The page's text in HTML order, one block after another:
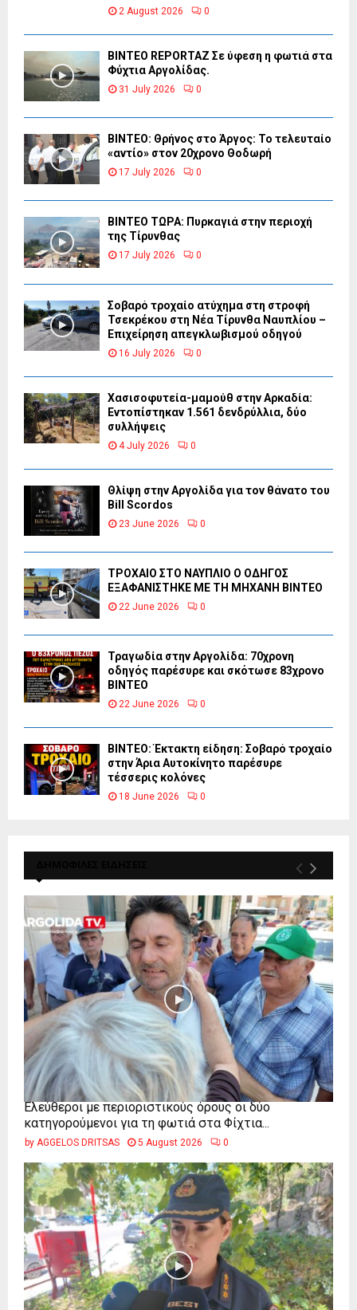
2 August 2026 0
BINTEO REPORTAZ Σε ύφεση η φωτιά στα
Φύχτια Αργολίδας.
31 July 2026 0
ΒΙΝΤΕΟ: Θρήνος στο Άργος: Το τελευταίο
«αντίο» στον 20χρονο Θοδωρή
17 July 2026 0
ΒΙΝΤΕΟ ΤΩΡΑ: Πυρκαγιά στην περιοχή
της Τίρυνθας
17 July 2026 0
Σοβαρό τροχαίο ατύχημα στη στροφή
Τσεκρέκου στη Νέα Τίρυνθα Ναυπλίου –
Επιχείρηση απεγκλωβισμού οδηγού
16 July 2026 0
Χασισοφυτεία-μαμούθ στην Αρκαδία:
Εντοπίστηκαν 1.561 δενδρύλλια, δύο
συλλήψεις
4 July 2026 0
Θλίψη στην Αργολίδα για τον θάνατο του
Bill Scordos
23 June 2026 0
ΤΡΟΧΑΙΟ ΣΤΟ ΝΑΥΠΛΙΟ Ο ΟΔΗΓΟΣ
ΕΞΑΦΑΝΙΣΤΗΚΕ ΜΕ ΤΗ ΜΗΧΑΝΗ ΒΙΝΤΕΟ
22 June 2026 0
Τραγωδία στην Αργολίδα: 70χρονη
οδηγός παρέσυρε και σκότωσε 83χρονο
ΒΙΝΤΕΟ
22 June 2026 0
ΒΙΝΤΕΟ: Έκτακτη είδηση: Σοβαρό τροχαίο
στην Άρια Αυτοκίνητο παρέσυρε
τέσσερις κολόνες
18 June 2026 0
Ελεύθεροι με περιοριστικούς όρους οι δύο
κατηγορούμενοι για τη φωτιά στα Φίχτια...
by AGGELOS DRITSAS 5 August 2026 0